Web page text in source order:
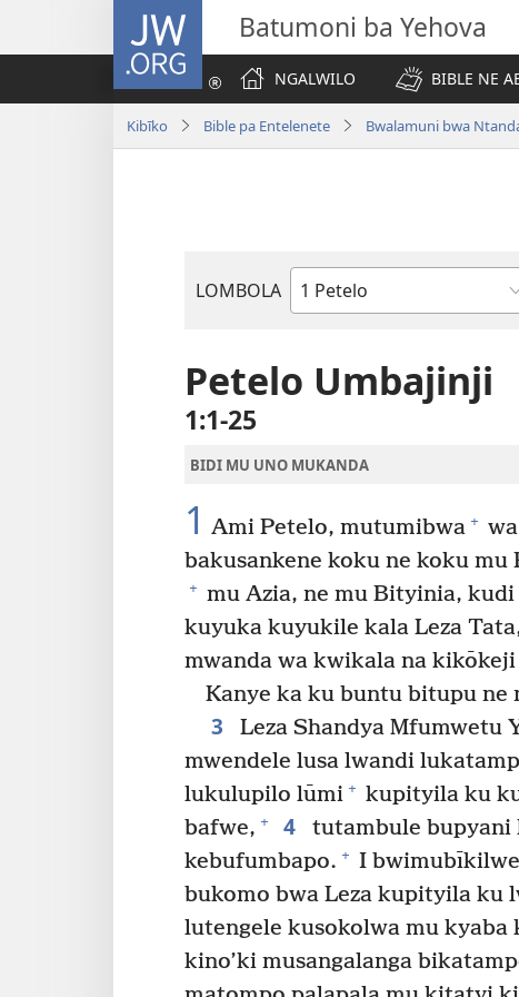
JW.ORG Batumoni ba Yehova
NGALWILO
BIBLE NE
Kibīko Bible pa Entelenete Bwalamuni bwa
LOMBOLA
Mukanda
Bible
Petelo Umbajinji
1:1-25
BIDI MU UNO MUKANDA
1 Ami Petelo, mutumibwa +
bakusankene koku ne koku mu
+ mu Azia, ne mu Bityinia,
kuyuka kuyukile kala Leza
mwanda wa kwikala na
Kanye ka ku buntu bitupu
3
Leza Shandya Mfumwetu
mwendele lusa lwandi
lukulupilo lūmi + kupityila ku
bafwe, + 4
tutambule bupyani
kebufumbapo. + I
bukomo bwa Leza kupityila ku
lutengele kusokolwa mu kyaba
kino’ki musangalanga